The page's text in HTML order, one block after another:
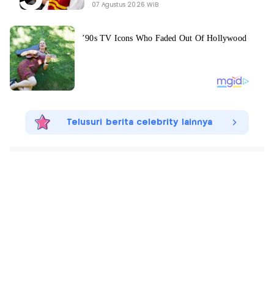
07 Agustus 2026 WIB
Telusuri berita celebrity lainnya